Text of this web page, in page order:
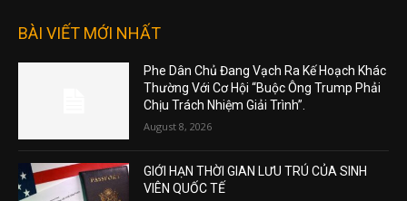
BÀI VIẾT MỚI NHẤT
Phe Dân Chủ Đang Vạch Ra Kế Hoạch Khác
Thường Với Cơ Hội “Buộc Ông Trump Phải
Chịu Trách Nhiệm Giải Trình”.
August 8, 2026
GIỚI HẠN THỜI GIAN LƯU TRÚ CỦA SINH
VIÊN QUỐC TẾ